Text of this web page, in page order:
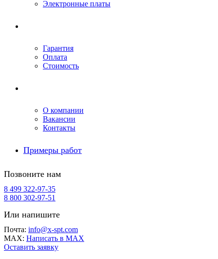
Электронные платы
Гарантия
Оплата
Стоимость
О компании
Вакансии
Контакты
Примеры работ
Позвоните нам
8 499 322-97-35
8 800 302-97-51
Или напишите
Почта: info@x-spt.com
MAX: Написать в MAX
Оставить заявку